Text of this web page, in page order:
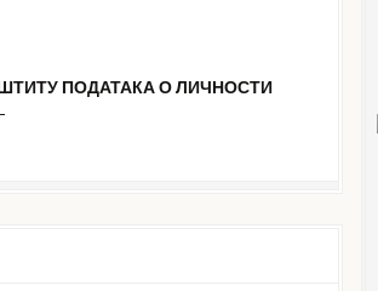
ПОДАТАКА О ЛИЧНОСТИ